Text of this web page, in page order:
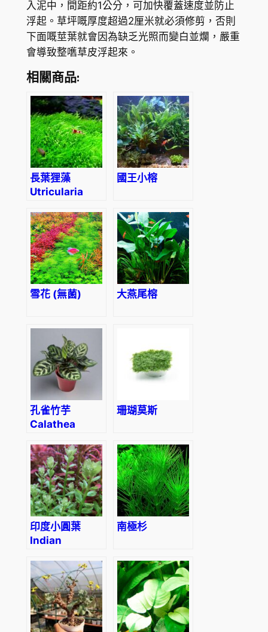
入泥中，間距約1公分，可加快覆蓋速度並防止
浮起。草坪嘅厚度超過2厘米就必須修剪，否則
下面嘅莖葉就會因為缺乏光照而變白並爛，嚴重
會導致整嚿草皮浮起來。
相關商品:
長葉狸藻
Utricularia
菌)
國王小榕
雪花 (無菌) 大燕尾榕
孔雀竹芋
Calathea
珊瑚莫斯
印度小圓葉
Indian
(Rotala
indica)
南極杉